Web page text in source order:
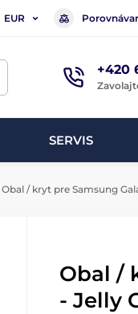
EUR
+420
SERVIS
Obal / kryt pre Samsung
Obal /
- Jelly